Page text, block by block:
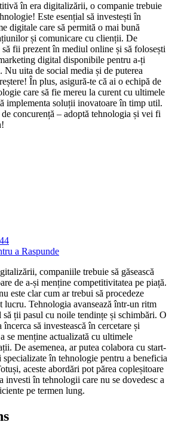
în era digitalizării, o companie trebuie
Este esențial să investești în
digitale care să permită o mai bună
și comunicare cu clienții. De
să fii prezent în mediul online și să folosești
digital disponibile pentru a-ți
Nu uita de social media și de puterea
În plus, asigură-te că ai o echipă de
care să fie mereu la curent cu ultimele
implementa soluții inovatoare în timp util.
concurență – adoptă tehnologia și vei fi
a Raspunde
companiile trebuie să găsească
de a-și menține competitivitatea pe piață.
este clar cum ar trebui să procedeze
lucru. Tehnologia avansează într-un ritm
ții pasul cu noile tendințe și schimbări. O
să investească în cercetare și
se menține actualizată cu ultimele
De asemenea, ar putea colabora cu start-
în tehnologie pentru a beneficia
aceste abordări pot părea copleșitoare
investi în tehnologii care nu se dovedesc a
pe termen lung.